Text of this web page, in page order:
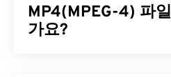
오디오 코딩 형식입니다.
장 널리 사용되는 오디오 파
MP4(MPEG-4) 파
가요?